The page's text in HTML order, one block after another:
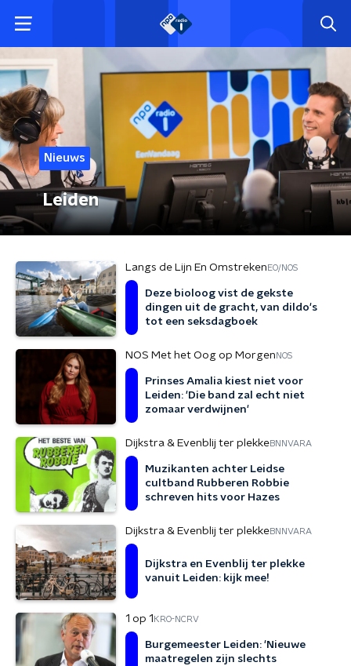
Nieuws
Leiden
Langs de Lijn En Omstreken EO/NOS
Deze bioloog vist de gekste
dingen uit de gracht, van dildo's
tot een seksdagboek
NOS Met het Oog op Morgen NOS
Prinses Amalia kiest niet voor
Leiden: 'Die band zal echt niet
zomaar verdwijnen'
Dijkstra & Evenblij ter plekkeBNNVARA
Muzikanten achter Leidse
cultband Rubberen Robbie
schreven hits voor Hazes
Dijkstra & Evenblij ter plekkeBNNVARA
Dijkstra en Evenblij ter plekke
vanuit Leiden: kijk mee!
1 op 1 KRO-NCRV
Burgemeester Leiden: 'Nieuwe
maatregelen zijn slechts